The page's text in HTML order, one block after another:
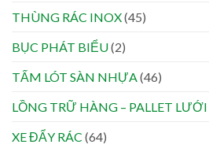
THÙNG RÁC INOX(45)
BỤC PHÁT BIỂU(2)
TẤM LÓT SÀN NHỰA(46)
LỒNG TRỮ HÀNG – PALLET LƯỚI
XE ĐẨY RÁC (64)